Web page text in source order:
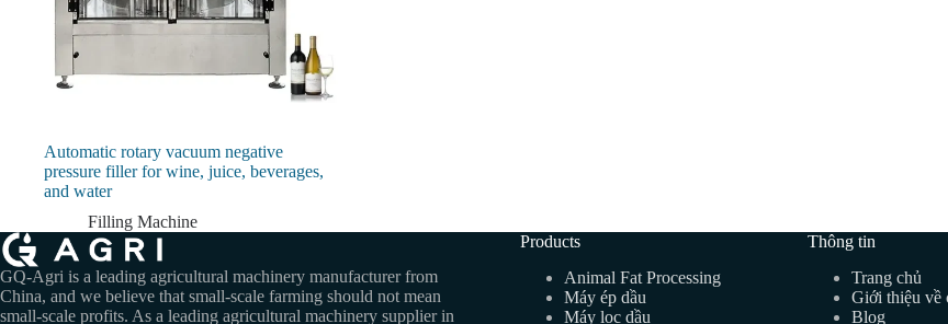
Automatic rotary vacuum negative
pressure filler for wine, juice, beverages,
and water
Filling Machine
GQ-Agri is a leading agricultural machinery manufacturer from
China, and we believe that small-scale farming should not mean
small-scale profits. As a leading agricultural machinery supplier in
Products
Animal Fat Processing
Máy ép dầu
Máy lọc dầu
Thông tin
Trang chủ
Giới thiệu về
Blog